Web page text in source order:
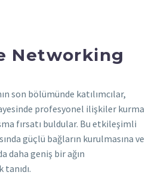
Networking
son bölümünde katılımcılar,
profesyonel ilişkiler kurma
fırsatı buldular. Bu etkileşimli
güçlü bağların kurulmasına ve
daha geniş bir ağın